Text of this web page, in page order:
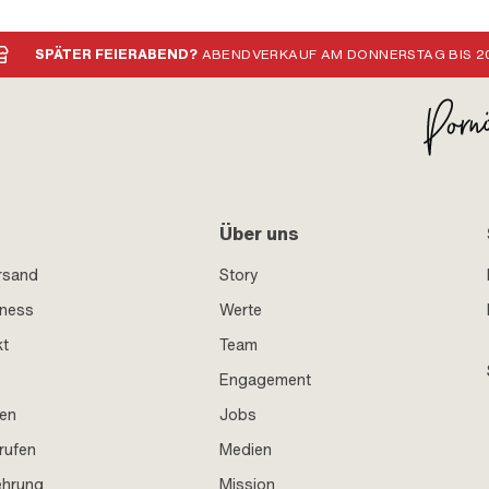
SPÄTER FEIERABEND? ABENDVERKAUF AM DONNERSTAG BIS
Über uns
Story
Werte
Team
Engagement
Jobs
Medien